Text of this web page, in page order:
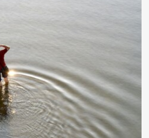
gyilkosság áldozata
nő Martfűn – ezt a...